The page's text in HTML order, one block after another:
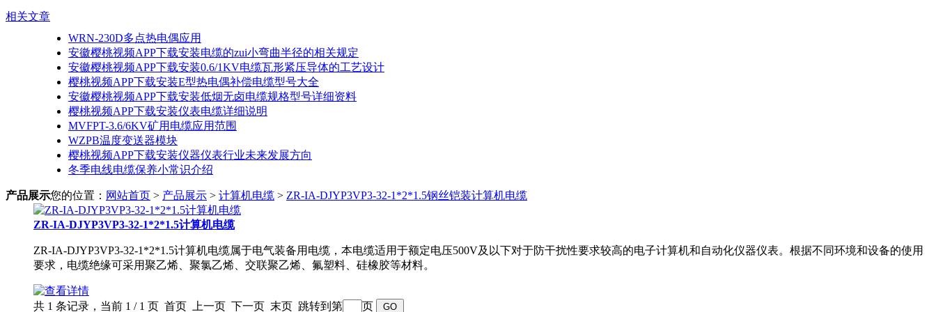
相关文章
WRN-230D多点热电偶应用
安徽樱桃视频APP下载安装电缆的zui小弯曲半径的相关规定
安徽樱桃视频APP下载安装0.6/1KV电缆瓦形紧压导体的工艺设计
樱桃视频APP下载安装E型热电偶补偿电缆型号大全
安徽樱桃视频APP下载安装低烟无卤电缆规格型号详细资料
樱桃视频APP下载安装仪表电缆详细说明
MVFPT-3.6/6KV矿用电缆应用范围
WZPB温度变送器模块
樱桃视频APP下载安装仪器仪表行业未来发展方向
冬季电线电缆保养小常识介绍
产品展示您的位置： 网站首页 > 产品展示 > 计算机电缆 > ZR-IA-DJYP3VP3-32-1*2*1.5钢丝铠装计算机电缆
ZR-IA-DJYP3VP3-32-1*2*1.5计算机电缆
ZR-IA-DJYP3VP3-32-1*2*1.5计算机电缆属于电气装备用电缆，本电缆适用于额定电压500V及以下对于防干扰性要求较高的电子计算机和自动化仪器仪表。根据不同环境和设备的使用
要求，电缆绝缘可采用聚乙烯、聚氯乙烯、交联聚乙烯、氟塑料、硅橡胶等材料。
共 1 条记录，当前 1 / 1 页 首页 上一页 下一页 末页 跳转到第 页